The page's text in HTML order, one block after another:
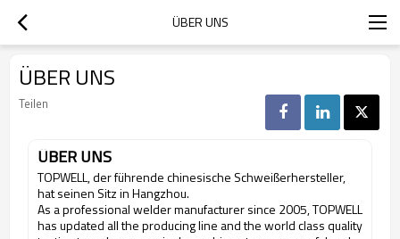
ÜBER UNS
ÜBER UNS
Teilen
ÜBER UNS
TOPWELL, der führende chinesische Schweißerhersteller,
hat seinen Sitz in Hangzhou.
As a professional welder manufacturer since 2005, TOPWELL
has updated all the producing line and the world class quality